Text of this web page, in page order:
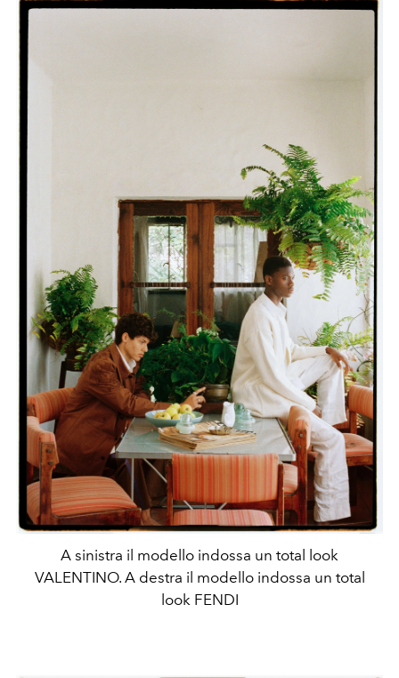
A sinistra il modello indossa un total look
VALENTINO. A destra il modello indossa un total
look FENDI